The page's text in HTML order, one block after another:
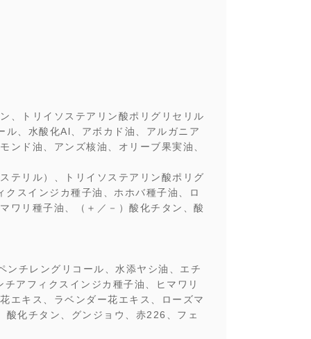
、トリイソステアリン酸ポリグリセリル
、水酸化Al、アボカド油、アルガニア
ンド油、アンズ核油、オリーブ果実油、
テリル）、トリイソステアリン酸ポリグ
スインジカ種子油、ホホバ種子油、ロ
ワリ種子油、（＋／－）酸化チタン、酸
チレングリコール、水添ヤシ油、エチ
アフィクスインジカ種子油、ヒマワリ
エキス、ラベンダー花エキス、ローズマ
化チタン、グンジョウ、赤226、フェ